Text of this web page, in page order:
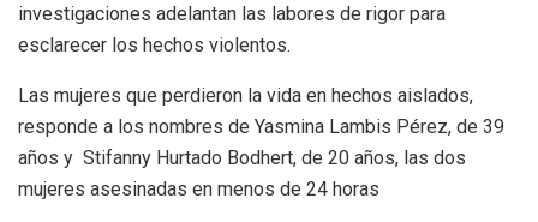
investigaciones adelantan las labores de rigor para
esclarecer los hechos violentos.
Las mujeres que perdieron la vida en hechos aislados,
responde a los nombres de Yasmina Lambis Pérez, de 39
años y Stifanny Hurtado Bodhert, de 20 años, las dos
mujeres asesinadas en menos de 24 horas